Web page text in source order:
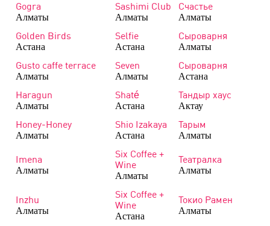
Gogra
Алматы
Sashimi Club
Алматы
Счастье
Алматы
Golden Birds
Астана
Selfie
Астана
Сыроварня
Алматы
Gusto caffe terrace
Алматы
Seven
Алматы
Сыроварня
Астана
Haragun
Алматы
Shaté
Астана
Тандыр хаус
Актау
Honey-Honey
Алматы
Shio Izakaya
Астана
Тарым
Алматы
Imena
Алматы
Six Сoffee +
Wine
Алматы
Театралка
Алматы
Inzhu
Алматы
Six Сoffee +
Wine
Астана
Токио Рамен
Алматы